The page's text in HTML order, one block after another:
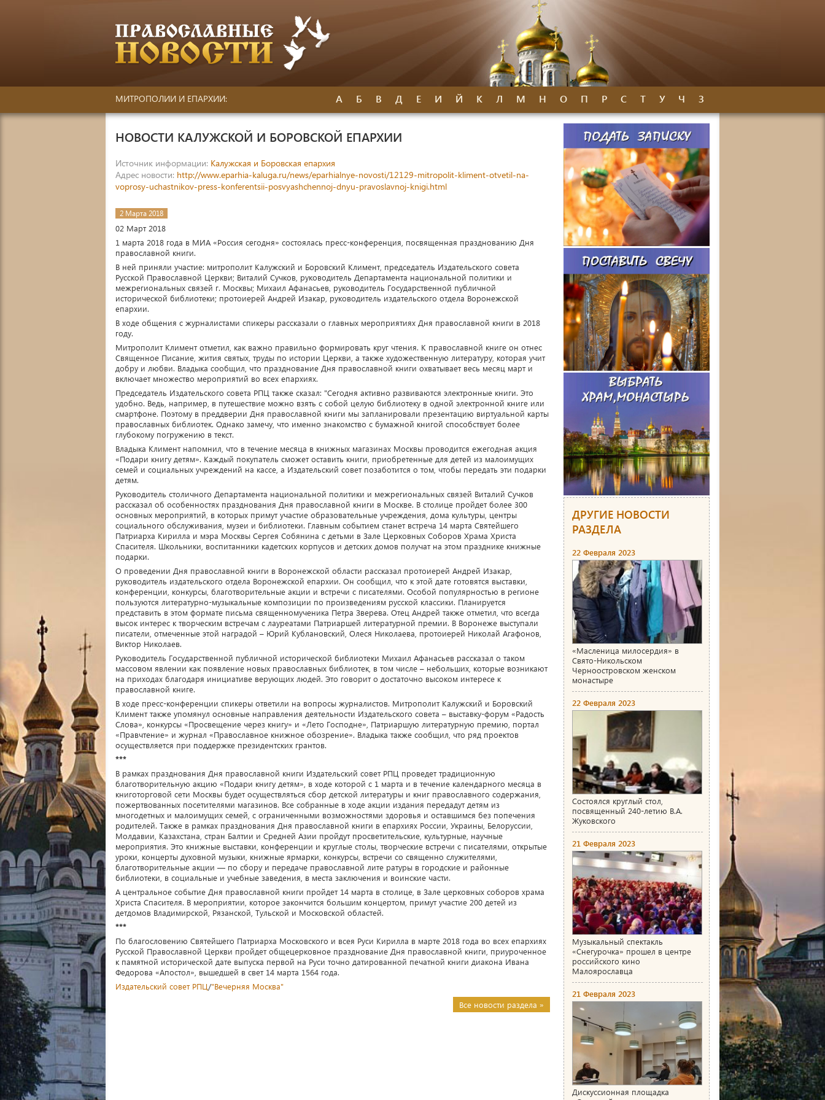
МИТРОПОЛИИ И ЕПАРХИИ: А Б В Д Е И Й К Л М Н О П Р С Т У Ч З
НОВОСТИ КАЛУЖСКОЙ И БОРОВСКОЙ ЕПАРХИИ
Источник информации: Калужская и Боровская епархия
Адрес новости: http://www.eparhia-kaluga.ru/news/eparhialnye-novosti/12129-mitropolit-kliment-otvetil-na-
voprosy-uchastnikov-press-konferentsii-posvyashchennoj-dnyu-pravoslavnoj-knigi.html
2 Марта 2018
02 Март 2018
1 марта 2018 года в МИА «Россия сегодня» состоялась пресс-конференция, посвященная празднованию Дня
православной книги.
В ней приняли участие: митрополит Калужский и Боровский Климент, председатель Издательского совета
Русской Православной Церкви; Виталий Сучков, руководитель Департамента национальной политики и
межрегиональных связей г. Москвы; Михаил Афанасьев, руководитель Государственной публичной
исторической библиотеки; протоиерей Андрей Изакар, руководитель издательского отдела Воронежской
епархии.
В ходе общения с журналистами спикеры рассказали о главных мероприятиях Дня православной книги в 2018
году.
Митрополит Климент отметил, как важно правильно формировать круг чтения. К православной книге он отнес
Священное Писание, жития святых, труды по истории Церкви, а также художественную литературу, которая учит
добру и любви. Владыка сообщил, что празднование Дня православной книги охватывает весь месяц март и
включает множество мероприятий во всех епархиях.
Председатель Издательского совета РПЦ также сказал: "Сегодня активно развиваются электронные книги. Это
удобно. Ведь, например, в путешествие можно взять с собой целую библиотеку в одной электронной книге или
смартфоне. Поэтому в преддверии Дня православной книги мы запланировали презентацию виртуальной карты
православных библиотек. Однако замечу, что именно знакомство с бумажной книгой способствует более
глубокому погружению в текст.
Владыка Климент напомнил, что в течение месяца в книжных магазинах Москвы проводится ежегодная акция
«Подари книгу детям». Каждый покупатель сможет оставить книги, приобретенные для детей из малоимущих
семей и социальных учреждений на кассе, а Издательский совет позаботится о том, чтобы передать эти подарки
детям.
Руководитель столичного Департамента национальной политики и межрегиональных связей Виталий Сучков
рассказал об особенностях празднования Дня православной книги в Москве. В столице пройдет более 300
основных мероприятий, в которых примут участие образовательные учреждения, дома культуры, центры
социального обслуживания, музеи и библиотеки. Главным событием станет встреча 14 марта Святейшего
Патриарха Кирилла и мэра Москвы Сергея Собянина с детьми в Зале Церковных Соборов Храма Христа
Спасителя. Школьники, воспитанники кадетских корпусов и детских домов получат на этом празднике книжные
подарки.
О проведении Дня православной книги в Воронежской области рассказал протоиерей Андрей Изакар,
руководитель издательского отдела Воронежской епархии. Он сообщил, что к этой дате готовятся выставки,
конференции, конкурсы, благотворительные акции и встречи с писателями. Особой популярностью в регионе
пользуются литературно-музыкальные композиции по произведениям русской классики. Планируется
представить в этом формате письма священномученика Петра Зверева. Отец Андрей также отметил, что всегда
высок интерес к творческим встречам с лауреатами Патриаршей литературной премии. В Воронеже выступали
писатели, отмеченные этой наградой – Юрий Кублановский, Олеся Николаева, протоиерей Николай Агафонов,
Виктор Николаев.
Руководитель Государственной публичной исторической библиотеки Михаил Афанасьев рассказал о таком
массовом явлении как появление новых православных библиотек, в том числе – небольших, которые возникают
на приходах благодаря инициативе верующих людей. Это говорит о достаточно высоком интересе к
православной книге.
В ходе пресс-конференции спикеры ответили на вопросы журналистов. Митрополит Калужский и Боровский
Климент также упомянул основные направления деятельности Издательского совета – выставку-форум «Радость
Слова», конкурсы «Просвещение через книгу» и «Лето Господне», Патриаршую литературную премию, портал
«Правчтение» и журнал «Православное книжное обозрение». Владыка также сообщил, что ряд проектов
осуществляется при поддержке президентских грантов.
***
В рамках празднования Дня православной книги Издательский совет РПЦ проведет традиционную
благотворительную акцию «Подари книгу детям», в ходе которой с 1 марта и в течение календарного месяца в
книготорговой сети Москвы будет осуществляться сбор детской литературы и книг православного содержания,
пожертвованных посетителями магазинов. Все собранные в ходе акции издания передадут детям из
многодетных и малоимущих семей, с ограниченными возможностями здоровья и оставшимся без попечения
родителей. Также в рамках празднования Дня православной книги в епархиях России, Украины, Белоруссии,
Молдавии, Казахстана, стран Балтии и Средней Азии пройдут просветительские, культурные, научные
мероприятия. Это книжные выставки, конференции и круглые столы, творческие встречи с писателями, открытые
уроки, концерты духовной музыки, книжные ярмарки, конкурсы, встречи со священно служителями,
благотворительные акции — по сбору и передаче православной лите ратуры в городские и районные
библиотеки, в социальные и учебные заведения, в места заключения и воинские части.
А центральное событие Дня православной книги пройдет 14 марта в столице, в Зале церковных соборов храма
Христа Спасителя. В мероприятии, которое закончится большим концертом, примут участие 200 детей из
детдомов Владимирской, Рязанской, Тульской и Московской областей.
***
По благословению Святейшего Патриарха Московского и всея Руси Кирилла в марте 2018 года во всех епархиях
Русской Православной Церкви пройдет общецерковное празднование Дня православной книги, приуроченное
к памятной исторической дате выпуска первой на Руси точно датированной печатной книги диакона Ивана
Федорова «Апостол», вышедшей в свет 14 марта 1564 года.
Издательский совет РПЦ/"Вечерняя Москва"
Все новости раздела »
ДРУГИЕ НОВОСТИ
РАЗДЕЛА
22 Февраля 2023
«Масленица милосердия» в
Свято-Никольском
Черноостровском женском
монастыре
22 Февраля 2023
Состоялся круглый стол,
посвященный 240-летию В.А.
Жуковского
21 Февраля 2023
Музыкальный спектакль
«Снегурочка» прошел в центре
российского кино
Малоярославца
21 Февраля 2023
Дискуссионная площадка